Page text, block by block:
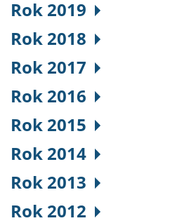
Rok 2019
Rok 2018
Rok 2017
Rok 2016
Rok 2015
Rok 2014
Rok 2013
Rok 2012